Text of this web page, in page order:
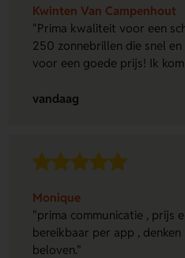
Kwinten Van Campenhout
"Prima kwaliteit voor een
250 zonnebrillen die snel
voor een goede prijs! Ik
vandaag
Monique
"prima communicatie , prijs
bereikbaar per app ,
beloven."